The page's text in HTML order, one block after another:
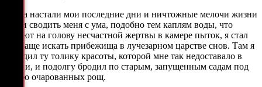
Когда настали мои последние дни и ничтожные мелочи жизни
стали сводить меня с ума, подобно тем каплям воды, что
падают на голову несчастной жертвы в камере пыток, я стал
все чаще искать прибежища в лучезарном царстве снов. Там я
находил ту толику красоты, которой мне так недоставало в
жизни, и подолгу бродил по старым, запущенным садам под
сенью очарованных рощ.